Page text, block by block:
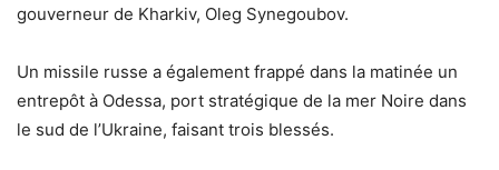
gouverneur de Kharkiv, Oleg Synegoubov.
Un missile russe a également frappé dans la matinée un
entrepôt à Odessa, port stratégique de la mer Noire dans
le sud de l’Ukraine, faisant trois blessés.